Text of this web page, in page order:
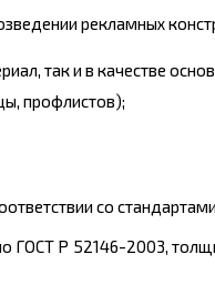
рекламных
так и в качестве
профлистов);
со
ГОСТ Р 52146-2003,